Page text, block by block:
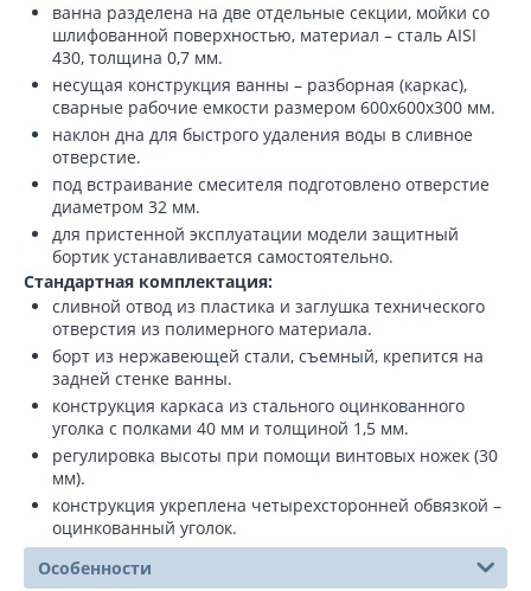
ванна разделена на две отдельные секции, мойки со
шлифованной поверхностью, материал – сталь AISI
430, толщина 0,7 мм.
несущая конструкция ванны – разборная (каркас),
сварные рабочие емкости размером 600х600х300 мм.
наклон дна для быстрого удаления воды в сливное
отверстие.
под встраивание смесителя подготовлено отверстие
диаметром 32 мм.
для пристенной эксплуатации модели защитный
бортик устанавливается самостоятельно.
Стандартная комплектация:
сливной отвод из пластика и заглушка технического
отверстия из полимерного материала.
борт из нержавеющей стали, съемный, крепится на
задней стенке ванны.
конструкция каркаса из стального оцинкованного
уголка с полками 40 мм и толщиной 1,5 мм.
регулировка высоты при помощи винтовых ножек (30
мм).
конструкция укреплена четырехсторонней обвязкой –
оцинкованный уголок.
Особенности